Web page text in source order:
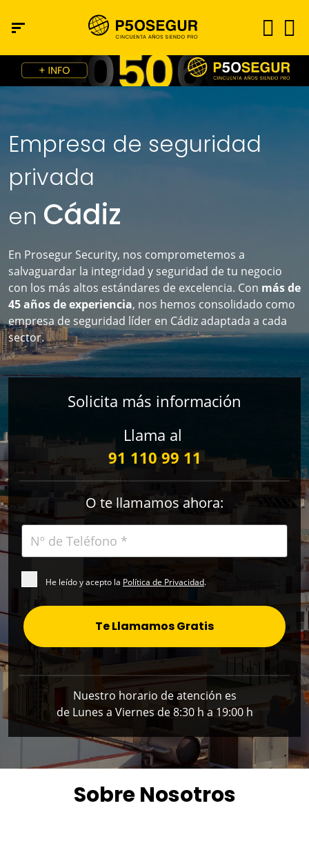
Empresa de seguridad
privada
en Cádiz
En Prosegur Security, nos comprometemos a
salvaguardar la integridad y seguridad de tu negocio
con los más altos estándares de excelencia. Con más de
45 años de experiencia, nos hemos consolidado como
empresa de seguridad líder en Cádiz adaptada a cada
sector.
Solicita más información
Llama al
91 110 99 11
O te llamamos ahora:
He leído y acepto la Política de Privacidad.
Te Llamamos Gratis
Nuestro horario de atención es
de Lunes a Viernes de 8:30 h a 19:00 h
Sobre Nosotros